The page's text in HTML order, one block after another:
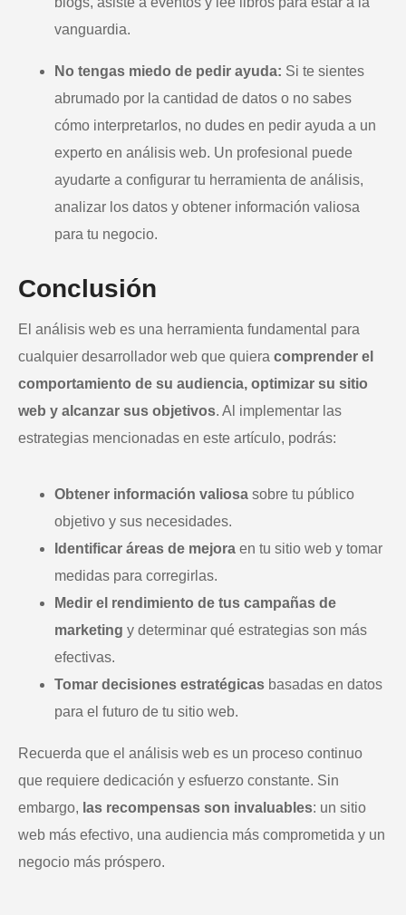
vanguardia.
No tengas miedo de pedir ayuda: Si te sientes
abrumado por la cantidad de datos o no sabes
cómo interpretarlos, no dudes en pedir ayuda a un
experto en análisis web. Un profesional puede
ayudarte a configurar tu herramienta de análisis,
analizar los datos y obtener información valiosa
para tu negocio.
Conclusión
El análisis web es una herramienta fundamental para
cualquier desarrollador web que quiera comprender el
comportamiento de su audiencia, optimizar su sitio
web y alcanzar sus objetivos. Al implementar las
estrategias mencionadas en este artículo, podrás:
Obtener información valiosa sobre tu público
objetivo y sus necesidades.
Identificar áreas de mejora en tu sitio web y tomar
medidas para corregirlas.
Medir el rendimiento de tus campañas de
marketing y determinar qué estrategias son más
efectivas.
Tomar decisiones estratégicas basadas en datos
para el futuro de tu sitio web.
Recuerda que el análisis web es un proceso continuo
que requiere dedicación y esfuerzo constante. Sin
embargo, las recompensas son invaluables: un sitio
web más efectivo, una audiencia más comprometida y un
negocio más próspero.